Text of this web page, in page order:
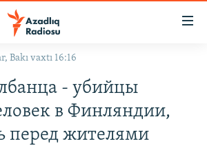
Bakı vaxtı 16:16
- убийцы
в Финляндии,
перед жителями